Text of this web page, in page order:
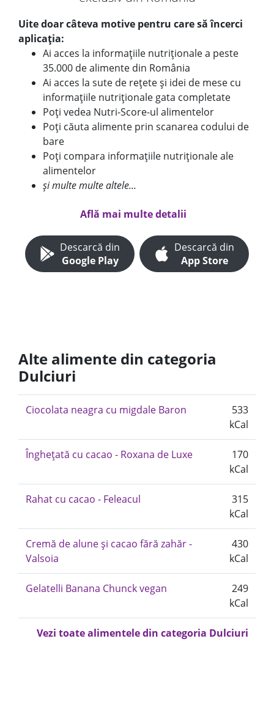
Uite doar câteva motive pentru care să încerci
aplicația:
Ai acces la informațiile nutriționale a peste
35.000 de alimente din România
Ai acces la sute de rețete și idei de mese cu
informațiile nutriționale gata completate
Poți vedea Nutri-Score-ul alimentelor
Poți căuta alimente prin scanarea codului de
bare
Poți compara informațiile nutriționale ale
alimentelor
și multe multe altele...
Află mai multe detalii
Descarcă din
Google Play
Descarcă din
App Store
Alte alimente din categoria
Dulciuri
Ciocolata neagra cu migdale Baron
533
kCal
Înghețată cu cacao - Roxana de Luxe
170
kCal
Rahat cu cacao - Feleacul
315
kCal
Cremă de alune și cacao fără zahăr -
Valsoia
430
kCal
Gelatelli Banana Chunck vegan
249
kCal
Vezi toate alimentele din categoria Dulciuri